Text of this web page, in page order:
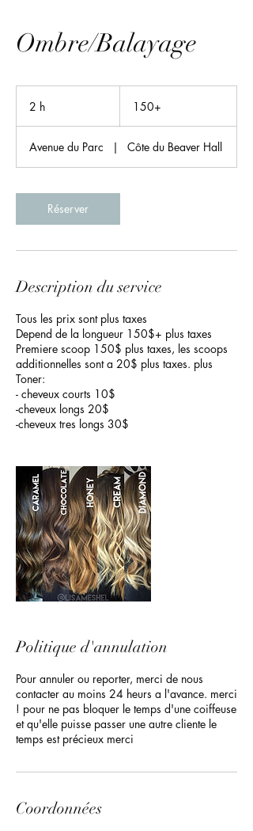
Ombre/Balayage
2 h 150+
Avenue du Parc | Côte du Beaver Hall
Réserver
Description du service
Tous les prix sont plus taxes
Depend de la longueur 150$+ plus taxes
Premiere scoop 150$ plus taxes, les scoops
additionnelles sont a 20$ plus taxes. plus
Toner:
- cheveux courts 10$
-cheveux longs 20$
-cheveux tres longs 30$
Politique d'annulation
Pour annuler ou reporter, merci de nous
contacter au moins 24 heurs a l'avance. merci
! pour ne pas bloquer le temps d'une coiffeuse
et qu'elle puisse passer une autre cliente le
temps est précieux merci
Coordonnées